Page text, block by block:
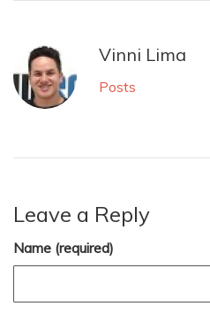
Vinni Lima
Posts
Leave a Reply
Name (required)